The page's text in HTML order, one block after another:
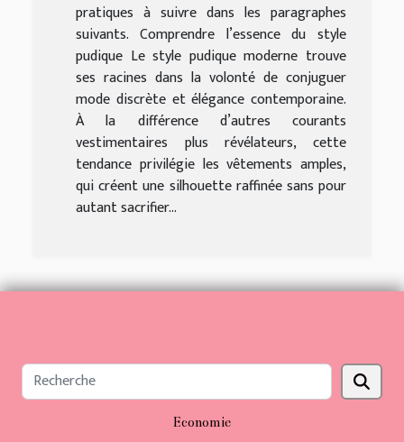
pratiques à suivre dans les paragraphes
suivants. Comprendre l’essence du style
pudique Le style pudique moderne trouve
ses racines dans la volonté de conjuguer
mode discrète et élégance contemporaine.
À la différence d’autres courants
vestimentaires plus révélateurs, cette
tendance privilégie les vêtements amples,
qui créent une silhouette raffinée sans pour
autant sacrifier...
Economie